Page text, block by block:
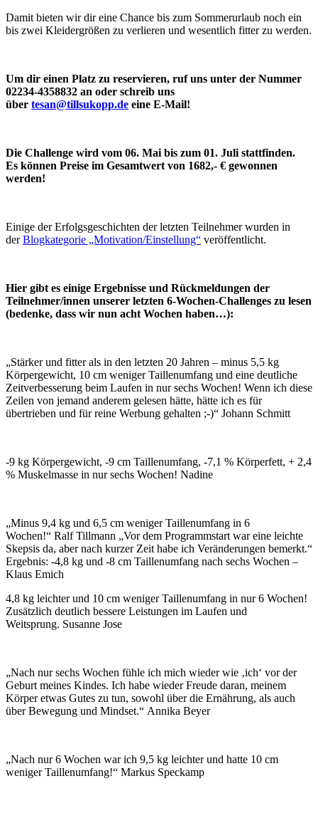
Damit bieten wir dir eine Chance bis zum Sommerurlaub noch ein
bis zwei Kleidergrößen zu verlieren und wesentlich fitter zu werden.
Um dir einen Platz zu reservieren, ruf uns unter der Nummer
02234-4358832 an oder schreib uns
über tesan@tillsukopp.de eine E-Mail!
Die Challenge wird vom 06. Mai bis zum 01. Juli stattfinden.
Es können Preise im Gesamtwert von 1682,- € gewonnen
werden!
Einige der Erfolgsgeschichten der letzten Teilnehmer wurden in
derBlogkategorie „Motivation/Einstellung“ veröffentlicht.
Hier gibt es einige Ergebnisse und Rückmeldungen der
Teilnehmer/innen unserer letzten 6-Wochen-Challenges zu lesen
(bedenke, dass wir nun acht Wochen haben…):
„Stärker und fitter als in den letzten 20 Jahren – minus 5,5 kg
Körpergewicht, 10 cm weniger Taillenumfang und eine deutliche
Zeitverbesserung beim Laufen in nur sechs Wochen! Wenn ich diese
Zeilen von jemand anderem gelesen hätte, hätte ich es für
übertrieben und für reine Werbung gehalten ;-)“ Johann Schmitt
-9 kg Körpergewicht, -9 cm Taillenumfang, -7,1 % Körperfett, + 2,4
% Muskelmasse in nur sechs Wochen! Nadine
„Minus 9,4 kg und 6,5 cm weniger Taillenumfang in 6
Wochen!“ Ralf Tillmann „Vor dem Programmstart war eine leichte
Skepsis da, aber nach kurzer Zeit habe ich Veränderungen bemerkt.“
Ergebnis: -4,8 kg und -8 cm Taillenumfang nach sechs Wochen –
Klaus Emich
4,8 kg leichter und 10 cm weniger Taillenumfang in nur 6 Wochen!
Zusätzlich deutlich bessere Leistungen im Laufen und
Weitsprung. Susanne Jose
„Nach nur sechs Wochen fühle ich mich wieder wie ‚ich‘ vor der
Geburt meines Kindes. Ich habe wieder Freude daran, meinem
Körper etwas Gutes zu tun, sowohl über die Ernährung, als auch
über Bewegung und Mindset.“ Annika Beyer
„Nach nur 6 Wochen war ich 9,5 kg leichter und hatte 10 cm
weniger Taillenumfang!“ Markus Speckamp